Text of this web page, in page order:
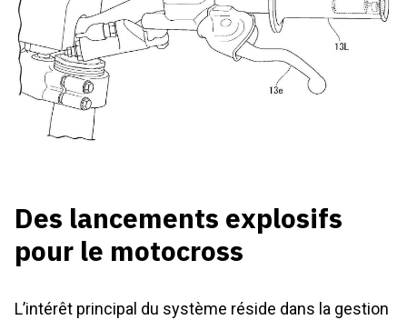
Des lancements explosifs
pour le motocross
L’intérêt principal du système réside dans la gestion